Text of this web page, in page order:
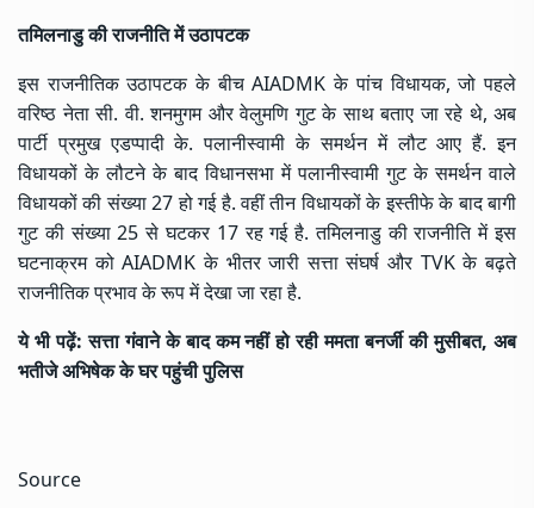
तमिलनाडु की राजनीति में उठापटक
इस राजनीतिक उठापटक के बीच AIADMK के पांच विधायक, जो पहले
वरिष्ठ नेता सी. वी. शनमुगम और वेलुमणि गुट के साथ बताए जा रहे थे, अब
पार्टी प्रमुख एडप्पादी के. पलानीस्वामी के समर्थन में लौट आए हैं. इन
विधायकों के लौटने के बाद विधानसभा में पलानीस्वामी गुट के समर्थन वाले
विधायकों की संख्या 27 हो गई है. वहीं तीन विधायकों के इस्तीफे के बाद बागी
गुट की संख्या 25 से घटकर 17 रह गई है. तमिलनाडु की राजनीति में इस
घटनाक्रम को AIADMK के भीतर जारी सत्ता संघर्ष और TVK के बढ़ते
राजनीतिक प्रभाव के रूप में देखा जा रहा है.
ये भी पढ़ें:सत्ता गंवाने के बाद कम नहीं हो रही ममता बनर्जी की मुसीबत, अब
भतीजे अभिषेक के घर पहुंची पुलिस
Source